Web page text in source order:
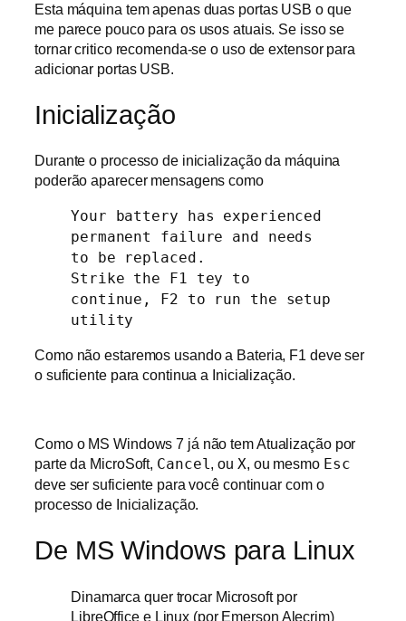
Esta máquina tem apenas duas portas USB o que
me parece pouco para os usos atuais. Se isso se
tornar critico recomenda-se o uso de extensor para
adicionar portas USB.
Inicialização
Durante o processo de inicialização da máquina
poderão aparecer mensagens como
Your battery has experienced
permanent failure and needs
to be replaced.
Strike the F1 tey to
continue, F2 to run the setup
utility
Como não estaremos usando a Bateria, F1 deve ser
o suficiente para continua a Inicialização.
Como o MS Windows 7 já não tem Atualização por
parte da MicroSoft, Cancel, ou X, ou mesmo Esc
deve ser suficiente para você continuar com o
processo de Inicialização.
De MS Windows para Linux
Dinamarca quer trocar Microsoft por
LibreOffice e Linux (por Emerson Alecrim)